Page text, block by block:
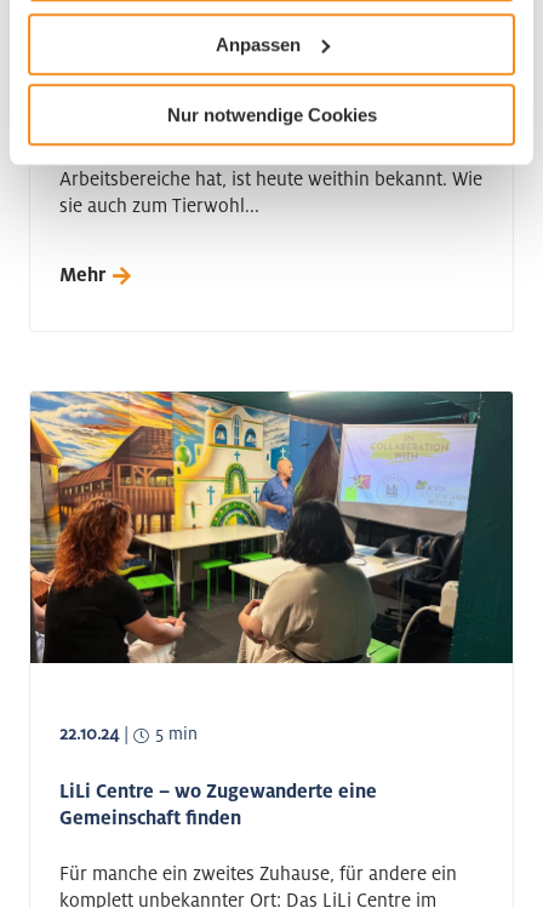
Anpassen
Nur notwendige Cookies
Nachhaltigkeit | Innovation | 15.04.25| 5 min
Mehr Tierwohl dank Künstlicher Intelligenz
Dass die Künstliche Intelligenz tiefgreifende
Auswirkungen auf viele Lebens- und
Arbeitsbereiche hat, ist heute weithin bekannt. Wie
sie auch zum Tierwohl...
Mehr
22.10.24| 5 min
LiLi Centre – wo Zugewanderte eine
Gemeinschaft finden
Für manche ein zweites Zuhause, für andere ein
komplett unbekannter Ort: Das LiLi Centre im